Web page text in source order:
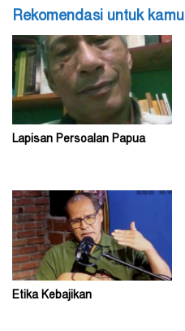
Rekomendasi untuk kamu
Lapisan Persoalan Papua
Etika Kebajikan